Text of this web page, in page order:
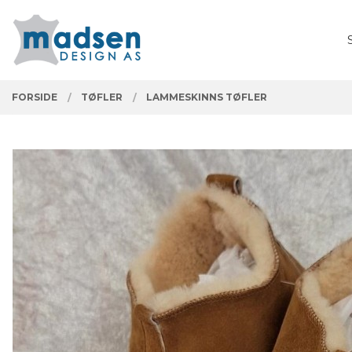
innholdet
PRODUKTER
Lukk
FORSIDE TØFLER LAMMESKINNS TØFLER